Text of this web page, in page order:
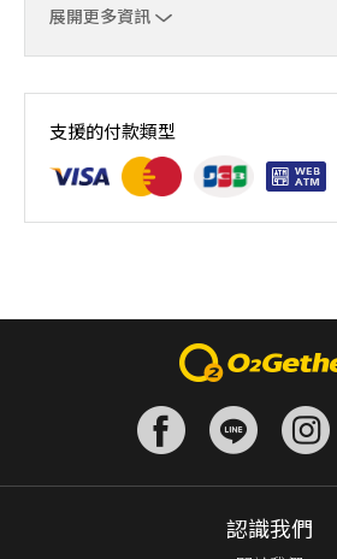
展開更多資訊
課程原價
支援的付款類型
認識我們